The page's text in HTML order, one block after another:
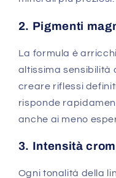
2. Pigmenti
La formula è
altissima sensibilità
creare riflessi
risponde
anche ai meno
3. Intensità
Ogni tonalità della